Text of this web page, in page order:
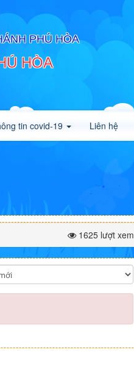
PHÚ HÒA
HÒA
tin covid-19 Liên hệ
1625 lượt xem